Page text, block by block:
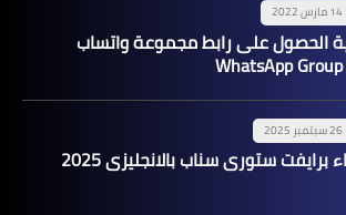
14 مارس 2022
الحصول على رابط مجموعة واتساب
WhatsApp
26 سبتمبر 2025
برايفت ستوري سناب بالانجليزي 2025